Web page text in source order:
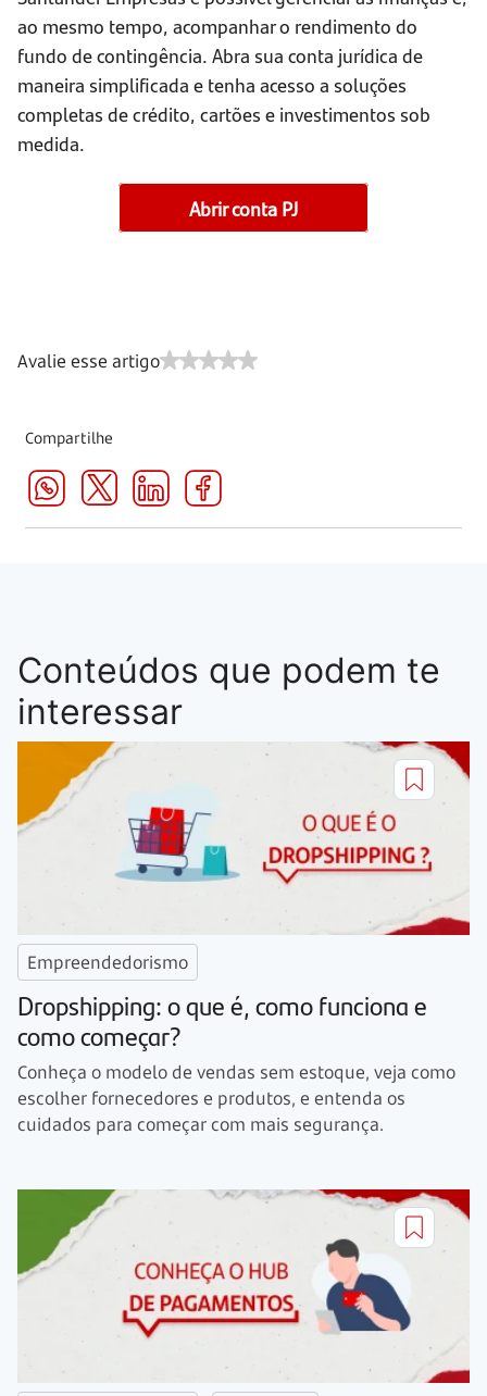
ao mesmo tempo, acompanhar o rendimento do
fundo de contingência. Abra sua conta jurídica de
maneira simplificada e tenha acesso a soluções
completas de crédito, cartões e investimentos sob
medida.
Abrir conta PJ
Avalie esse artigo
Compartilhe
Conteúdos que podem te
interessar
Empreendedorismo
Dropshipping: o que é, como funciona e
como começar?
Conheça o modelo de vendas sem estoque, veja como
escolher fornecedores e produtos, e entenda os
cuidados para começar com mais segurança.